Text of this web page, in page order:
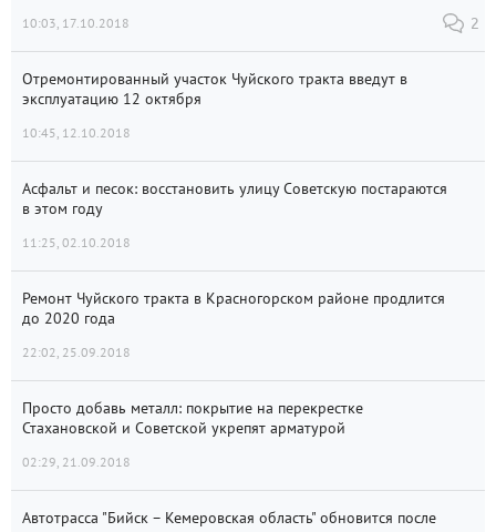
10:03, 17.10.2018 2
Отремонтированный участок Чуйского тракта введут в
эксплуатацию 12 октября
10:45, 12.10.2018
Асфальт и песок: восстановить улицу Советскую постараются
в этом году
11:25, 02.10.2018
Ремонт Чуйского тракта в Красногорском районе продлится
до 2020 года
22:02, 25.09.2018
Просто добавь металл: покрытие на перекрестке
Стахановской и Советской укрепят арматурой
02:29, 21.09.2018
Автотрасса "Бийск – Кемеровская область" обновится после